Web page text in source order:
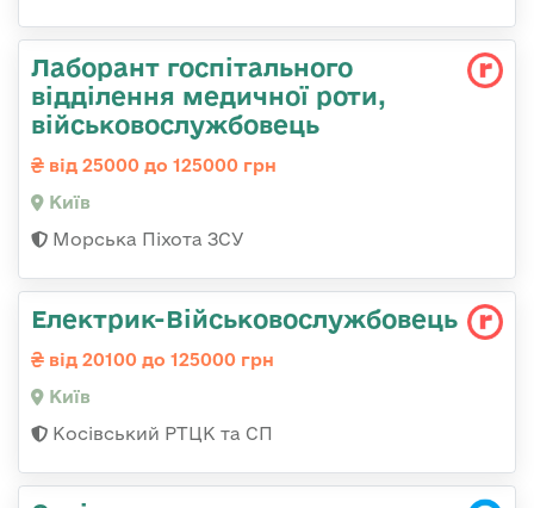
Лаборант госпітального
відділення медичної роти,
військовослужбовець
від 25000 до 125000 грн
Київ
Морська Піхота ЗСУ
Електрик-Військовослужбовець
від 20100 до 125000 грн
Київ
Косівський РТЦК та СП